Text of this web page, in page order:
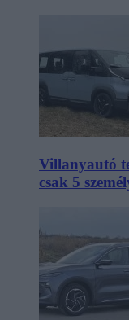
Villanyautó
csak 5